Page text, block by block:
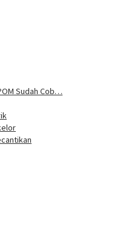
Sudah Cob…